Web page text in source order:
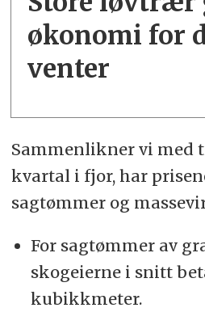
økonomi for
venter
Sammenlikner vi med
kvartal i fjor, har
sagtømmer og
For sagtømmer av
skogeierne i snitt
kubikkmeter.